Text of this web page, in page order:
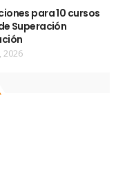
para 10 cursos
Superación
2026